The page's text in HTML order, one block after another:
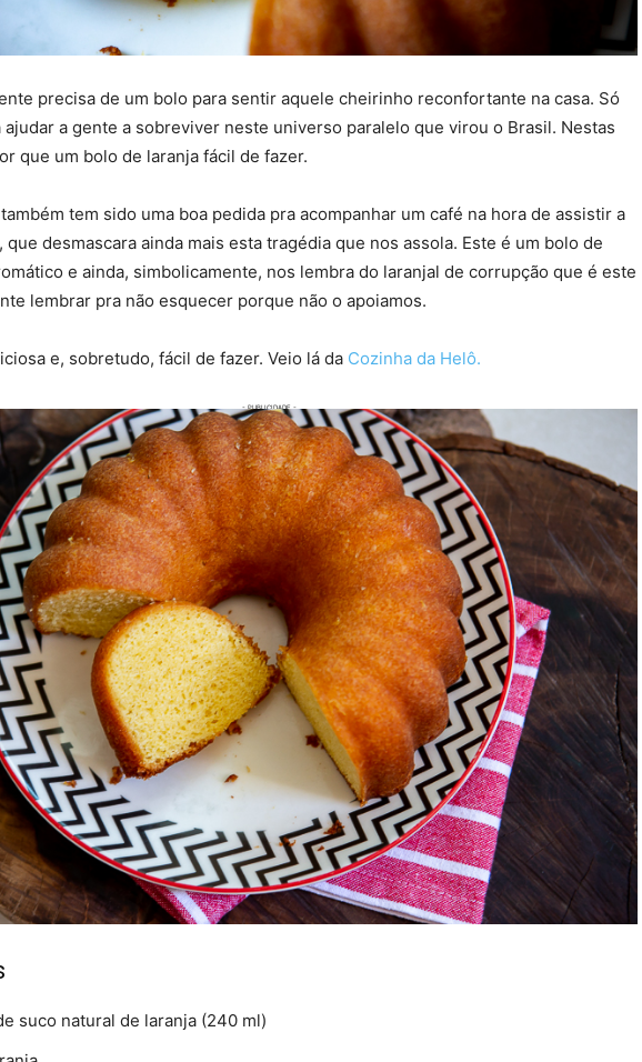
precisa de um bolo para sentir aquele cheirinho reconfortante na casa. Só
a gente a sobreviver neste universo paralelo que virou o Brasil. Nestas
que um bolo de laranja fácil de fazer.
tem sido uma boa pedida pra acompanhar um café na hora de assistir a
que desmascara ainda mais esta tragédia que nos assola. Este é um bolo de
e ainda, simbolicamente, nos lembra do laranjal de corrupção que é este
lembrar pra não esquecer porque não o apoiamos.
e, sobretudo, fácil de fazer. Veio lá da Cozinha da Helô.
suco natural de laranja (240 ml)